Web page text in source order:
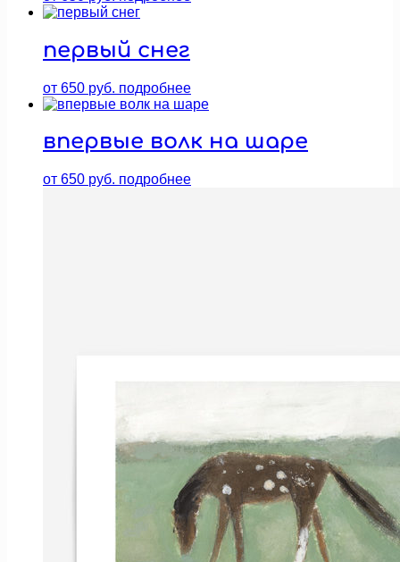
первый снег
от 650 руб. подробнее
впервые волк на шаре
от 650 руб. подробнее